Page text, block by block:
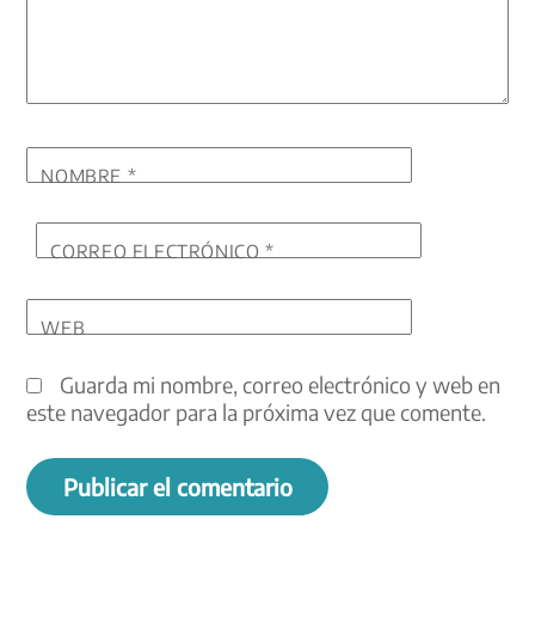
NOMBRE *
CORREO ELECTRÓNICO*
WEB
Guarda mi nombre, correo electrónico y web en
este navegador para la próxima vez que comente.